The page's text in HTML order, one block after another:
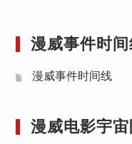
漫威事件时间
漫威事件时间线
漫威电影宇